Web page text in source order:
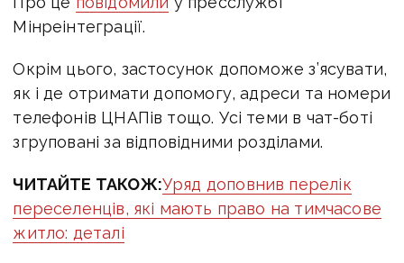
Мінреінтеграції.
Окрім цього, застосунок допоможе з’ясувати,
як і де отримати допомогу, адреси та номери
телефонів ЦНАПів тощо. Усі теми в чат-боті
згруповані за відповідними розділами.
ЧИТАЙТЕ ТАКОЖ:Уряд доповнив перелік
переселенців, які мають право на тимчасове
житло: деталі